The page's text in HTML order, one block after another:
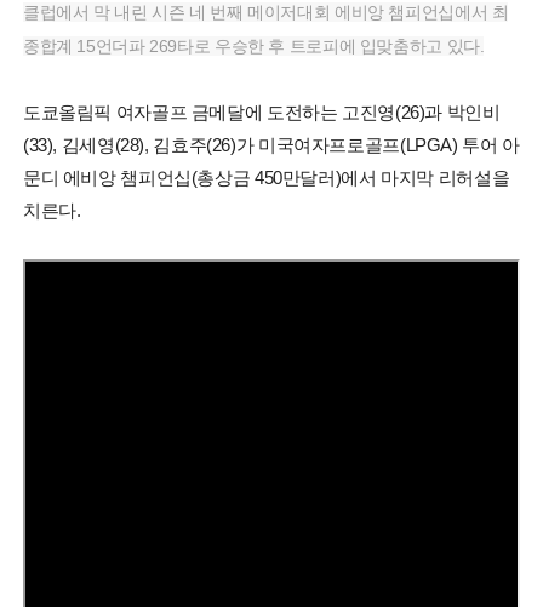
클럽에서 막 내린 시즌 네 번째 메이저대회 에비앙 챔피언십에서 최
종합계 15언더파 269타로 우승한 후 트로피에 입맞춤하고 있다.
도쿄올림픽 여자골프 금메달에 도전하는 고진영(26)과 박인비
(33), 김세영(28), 김효주(26)가 미국여자프로골프(LPGA) 투어 아
문디 에비앙 챔피언십(총상금 450만달러)에서 마지막 리허설을
치른다.